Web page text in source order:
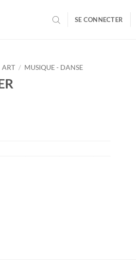
SE CONNECTER
ART / MUSIQUE - DANSE